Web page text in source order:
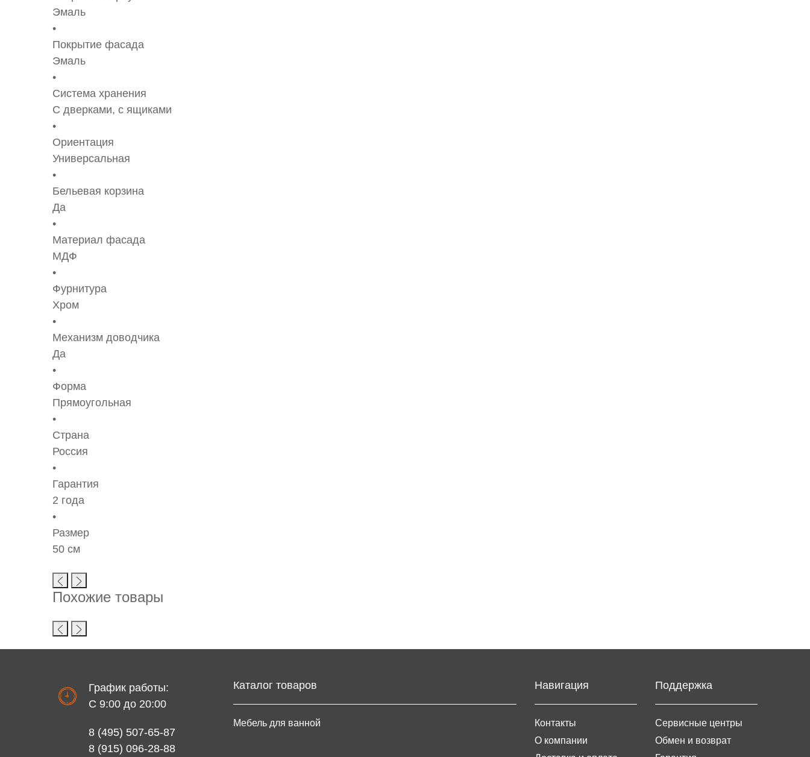
Эмаль
Покрытие фасада
Эмаль
Система хранения
С дверками, с ящиками
Ориентация
Универсальная
Бельевая корзина
Да
Материал фасада
МДФ
Фурнитура
Хром
Механизм доводчика
Да
Форма
Прямоугольная
Страна
Россия
Гарантия
2 года
Размер
50 см
Похожие товары
График работы:
С 9:00 до 20:00
8 (495) 507-65-87
8 (915) 096-28-88
Каталог товаров
Мебель для ванной
Навигация
Контакты
О компании
Поддержка
Сервисные центры
Обмен и возврат